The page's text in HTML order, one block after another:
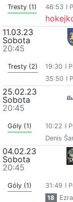
Tresty (1) 46:53 I
11.03.23
Sobota
20:45
Tresty (2) 19:30 I
35:50 I
25.02.23
Sobota
20:45
Góly (1) 10:22 I
Denis
04.02.23
Sobota
20:45
Góly (1) 31:49 I
18